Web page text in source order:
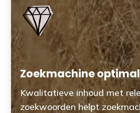
Zoekmachine
Kwalitatieve inhoud met
zoekwoorden helpt